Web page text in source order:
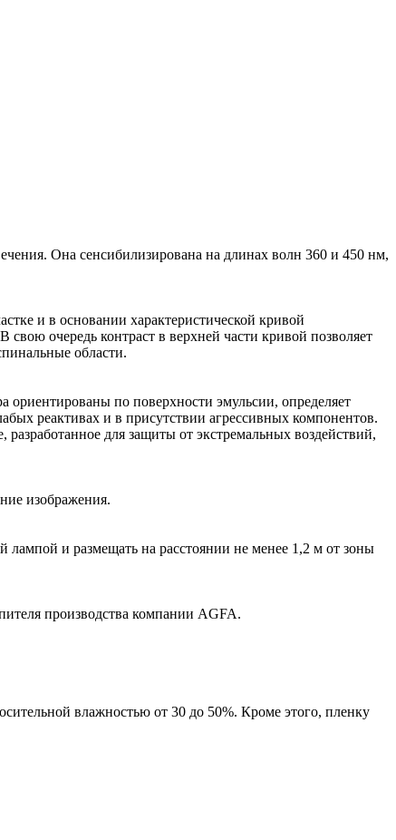
Она сенсибилизирована на длинах волн 360 и 450 нм,
и в основании характеристической кривой
очередь контраст в верхней части кривой позволяет
области.
ориентированы по поверхности эмульсии, определяет
реактивах и в присутствии агрессивных компонентов.
для защиты от экстремальных воздействий,
изображения.
лампой и размещать на расстоянии не менее 1,2 м от зоны
производства компании AGFA.
влажностью от 30 до 50%. Кроме этого, пленку